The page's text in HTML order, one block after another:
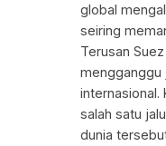
global
seiring
Terusan
mengganggu
internasional.
salah satu
dunia